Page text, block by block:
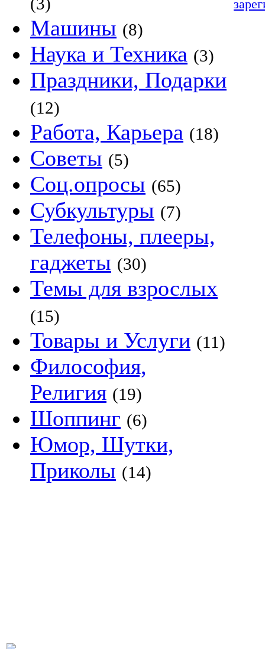
Машины (8)
Наука и Техника (3)
Праздники, Подарки
(12)
Работа, Карьера (18)
Советы (5)
Соц.опросы (65)
Субкультуры (7)
Телефоны, плееры,
гаджеты (30)
Темы для взрослых
(15)
Товары и Услуги (11)
Философия,
Религия (19)
Шоппинг (6)
Юмор, Шутки,
Приколы (14)